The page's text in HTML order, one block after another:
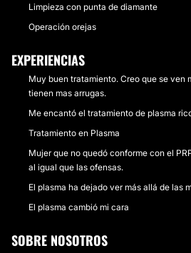
Limpieza con punta de diamante
Operación orejas
EXPERIENCIAS
Muy buen tratamiento. Creo que se ven
tienen mas arrugas.
Me encantó el tratamiento de plasma
Tratamiento en Plasma
Mujer que no quedó conforme con el
al igual que las ofensas.
El plasma ha dejado ver más allá de las
El plasma cambió mi cara
SOBRE NOSOTROS